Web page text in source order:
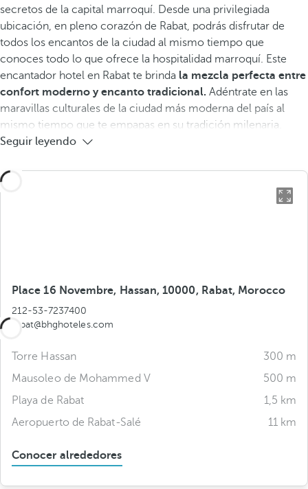
secretos de la capital marroquí. Desde una privilegiada
ubicación, en pleno corazón de Rabat, podrás disfrutar de
todos los encantos de la ciudad al mismo tiempo que
conoces todo lo que ofrece la hospitalidad marroquí. Este
encantador hotel en Rabat te brinda la mezcla perfecta entre
confort moderno y encanto tradicional. Adéntrate en las
maravillas culturales de la ciudad más moderna del país al
mismo tiempo que te empapas en su tradición milenaria.
Seguir leyendo
Place 16 Novembre, Hassan, 10000, Rabat, Morocco
212-53-7237400
rabat@bhghoteles.com
Torre Hassan
300 m
Mausoleo de Mohammed V
500 m
Playa de Rabat
1,5 km
Aeropuerto de Rabat-Salé
11 km
Conocer alrededores